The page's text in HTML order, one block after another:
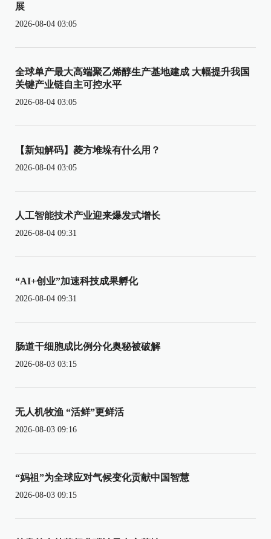
展
2026-08-04 03:05
全球单产最大高端聚乙烯醇生产基地建成 大幅提升我国
关键产业链自主可控水平
2026-08-04 03:05
【新知解码】菱方堆垛有什么用？
2026-08-04 03:05
人工智能技术产业迎来爆发式增长
2026-08-04 09:31
“AI+创业”加速科技成果孵化
2026-08-04 09:31
肠道干细胞成比例分化奥秘被破解
2026-08-03 03:15
无人机牧渔 “活鲜”更鲜活
2026-08-03 09:16
“妈祖”为全球应对气候变化贡献中国智慧
2026-08-03 09:15